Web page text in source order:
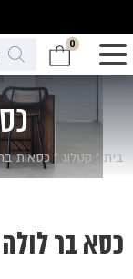
0
בית » קטלוג » כסאות
כסא בר לולה